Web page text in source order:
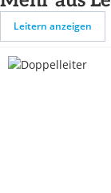
Leitern anzeigen